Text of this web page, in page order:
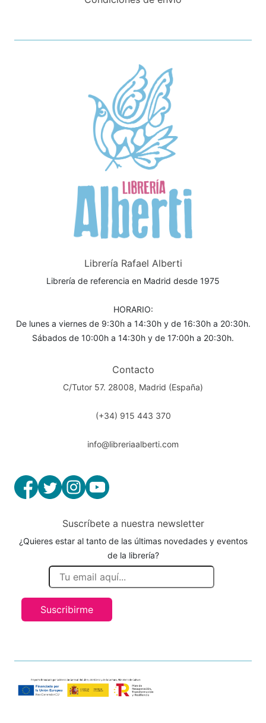
Librería Rafael Alberti
Librería de referencia en Madrid desde 1975
HORARIO:
De lunes a viernes de 9:30h a 14:30h y de 16:30h a 20:30h.
Sábados de 10:00h a 14:30h y de 17:00h a 20:30h.
Contacto
C/Tutor 57. 28008, Madrid (España)
(+34) 915 443 370
info@libreriaalberti.com
Suscríbete a nuestra newsletter
¿Quieres estar al tanto de las últimas novedades y eventos
de la librería?
Suscribirme